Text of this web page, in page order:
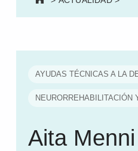
AYUDAS TÉCNICAS A LA
NEURORREHABILITACIÓN
Aita